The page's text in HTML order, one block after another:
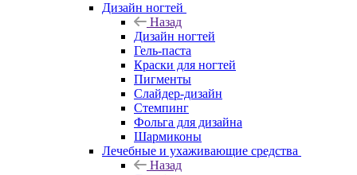
Дизайн ногтей
Назад
Дизайн ногтей
Гель-паста
Краски для ногтей
Пигменты
Слайдер-дизайн
Стемпинг
Фольга для дизайна
Шармиконы
Лечебные и ухаживающие средства
Назад